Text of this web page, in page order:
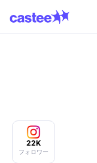
22K
フォロワー